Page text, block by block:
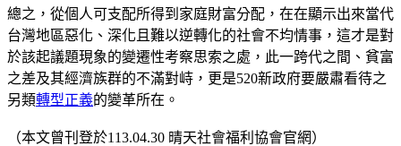
總之，從個人可支配所得到家庭財富分配，在在顯示出來當代
台灣地區惡化、深化且難以逆轉化的社會不均情事，這才是對
於該起議題現象的變遷性考察思索之處，此一跨代之間、貧富
之差及其經濟族群的不滿對峙，更是520新政府要嚴肅看待之
另類轉型正義的變革所在。
（本文曾刊登於113.04.30 晴天社會福利協會官網）